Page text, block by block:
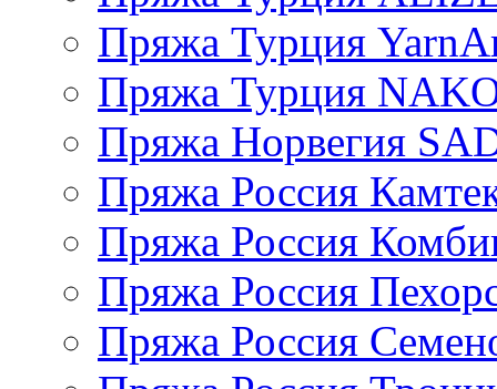
Пряжа Турция
Пряжа Турция
Пряжа Норвегия
Пряжа Россия
Пряжа Россия
Пряжа Россия
Пряжа Россия